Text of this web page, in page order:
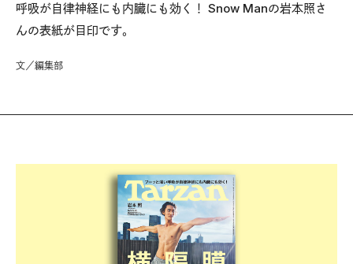
呼吸が自律神経にも内臓にも効く！ Snow Manの岩本照さ
んの表紙が目印です。
文／編集部